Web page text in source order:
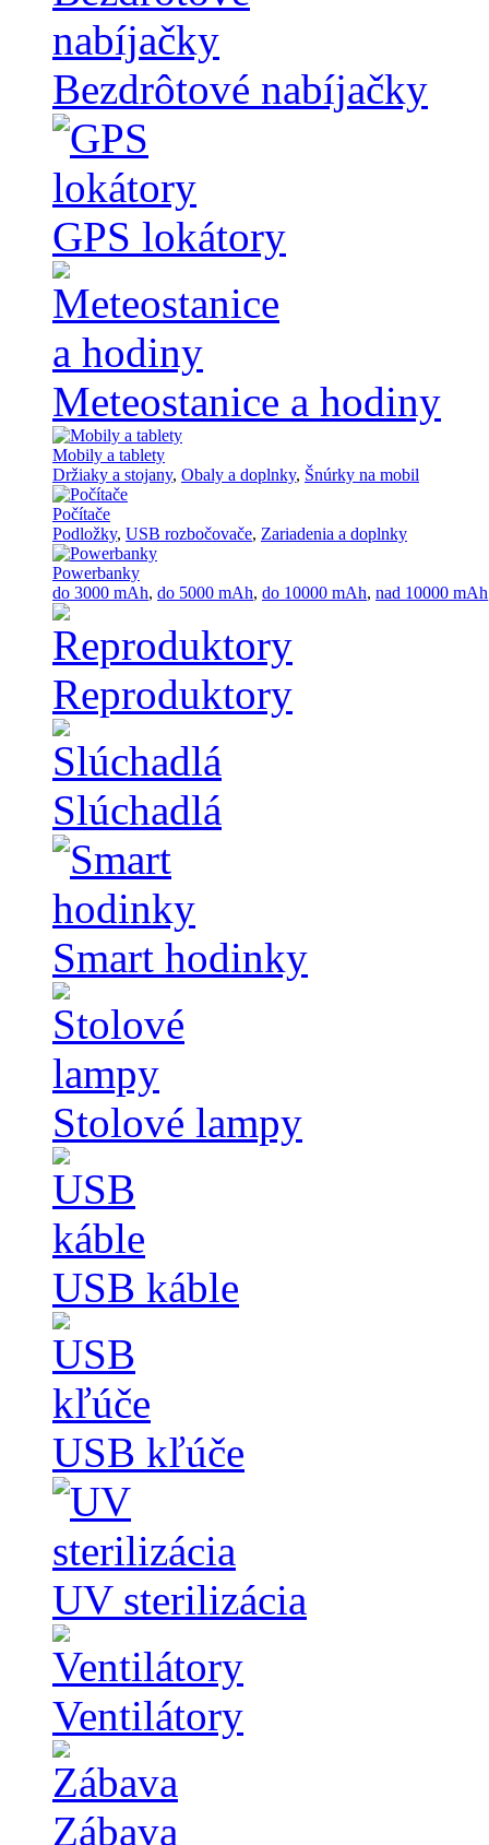
Bezdrôtové nabíjačky
GPS lokátory
Meteostanice a hodiny
Mobily a tablety
Držiaky a stojany, Obaly a doplnky, Šnúrky na mobil
Počítače
Podložky, USB rozbočovače, Zariadenia a doplnky
Powerbanky
do 3000 mAh, do 5000 mAh, do 10000 mAh, nad 10000 mAh
Reproduktory
Slúchadlá
Smart hodinky
Stolové lampy
USB káble
USB kľúče
UV sterilizácia
Ventilátory
Zábava